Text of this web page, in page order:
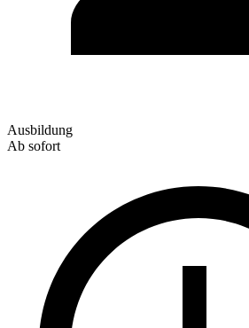
Ausbildung
Ab sofort